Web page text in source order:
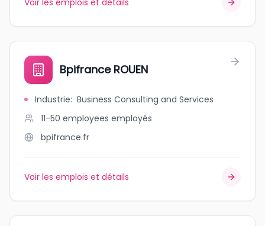
Voir les emplois et détails
Bpifrance ROUEN
Industrie: Business Consulting and Services
11-50 employees employés
bpifrance.fr
Voir les emplois et détails